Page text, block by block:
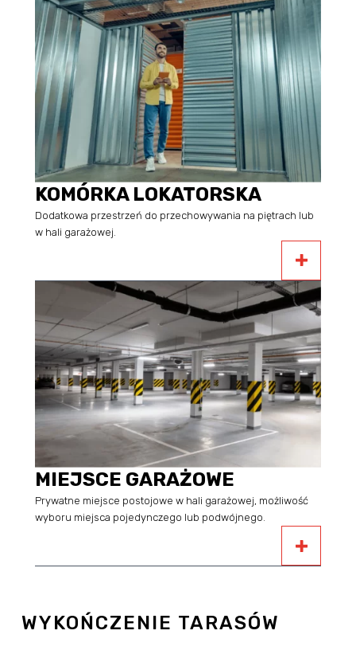
WYKOŃCZENIE TARASÓW
KOMÓRKA LOKATORSKA
Dodatkowa przestrzeń do przechowywania na piętrach lub
w hali garażowej.
MIEJSCE GARAŻOWE
Prywatne miejsce postojowe w hali garażowej, możliwość
wyboru miejsca pojedynczego lub podwójnego.